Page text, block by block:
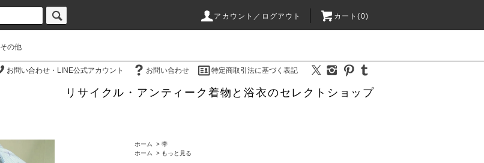
アカウント／ログアウト カート(0)
その他
お問い合わせ・LINE公式アカウント お問い合わせ 特定商取引法に基づく表記
リサイクル・アンティーク着物と浴衣のセレクトショップ
ホーム > 帯
ホーム
> もっと見る